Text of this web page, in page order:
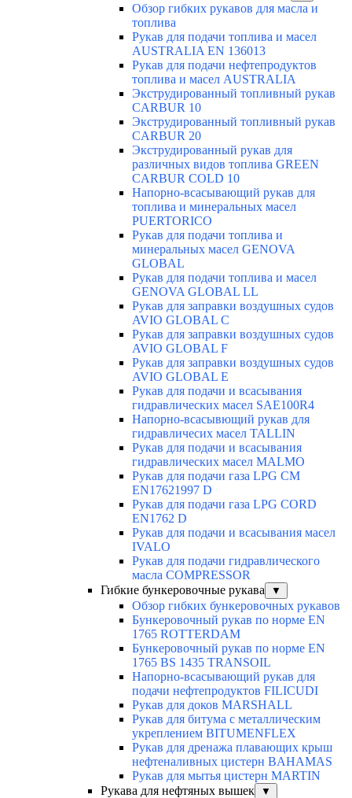
Обзор гибких рукавов для масла и
топлива
Рукав для подачи топлива и масел
AUSTRALIA EN 136013
Рукав для подачи нефтепродуктов
топлива и масел AUSTRALIA
Экструдированный топливный рукав
CARBUR 10
Экструдированный топливный рукав
CARBUR 20
Экструдированный рукав для
различных видов топлива GREEN
CARBUR COLD 10
Напорно-всасывающий рукав для
топлива и минеральных масел
PUERTORICO
Рукав для подачи топлива и
минеральных масел GENOVA
GLOBAL
Рукав для подачи топлива и масел
GENOVA GLOBAL LL
Рукав для заправки воздушных судов
AVIO GLOBAL C
Рукав для заправки воздушных судов
AVIO GLOBAL F
Рукав для заправки воздушных судов
AVIO GLOBAL E
Рукав для подачи и всасывания
гидравлических масел SAE100R4
Напорно-всасывющий рукав для
гидравличесих масел TALLIN
Рукав для подачи и всасывания
гидравлических масел MALMO
Рукав для подачи газа LPG CM
EN17621997 D
Рукав для подачи газа LPG CORD
EN1762 D
Рукав для подачи и всасывания масел
IVALO
Рукав для подачи гидравлического
масла COMPRESSOR
Гибкие бункеровочные рукава
▼
Обзор гибких бункеровочных рукавов
Бункеровочный рукав по норме EN
1765 ROTTERDAM
Бункеровочный рукав по норме EN
1765 BS 1435 TRANSOIL
Напорно-всасывающий рукав для
подачи нефтепродуктов FILICUDI
Рукав для доков MARSHALL
Рукав для битума с металлическим
укреплением BITUMENFLEX
Рукав для дренажа плавающих крыш
нефтеналивных цистерн BAHAMAS
Рукав для мытья цистерн MARTIN
Рукава для нефтяных вышек
▼